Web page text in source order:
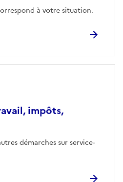
à votre situation.
impôts,
démarches sur service-